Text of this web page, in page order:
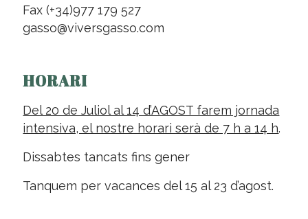
Fax (+34)977 179 527
gasso@viversgasso.com
HORARI
Del 20 de Juliol al 14 d’AGOST farem jornada
intensiva, el nostre horari serà de 7 h a 14 h.
Dissabtes tancats fins gener
Tanquem per vacances del 15 al 23 d’agost.